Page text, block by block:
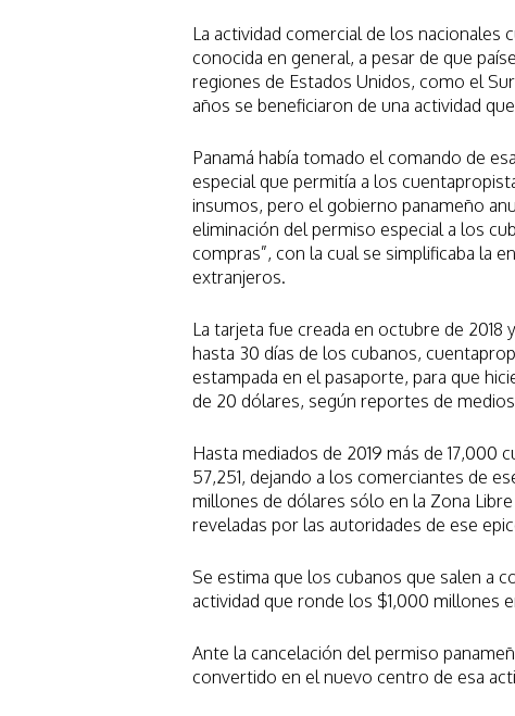
La actividad comercial de los nacionales
conocida en general, a pesar de que
regiones de Estados Unidos, como el
años se beneficiaron de una actividad
Panamá había tomado el comando de
especial que permitía a los
insumos, pero el gobierno panameño
eliminación del permiso especial a los
compras”, con la cual se simplificaba la
extranjeros.
La tarjeta fue creada en octubre de 2018
hasta 30 días de los cubanos,
estampada en el pasaporte, para que
de 20 dólares, según reportes de
Hasta mediados de 2019 más de 17,000
57,251, dejando a los comerciantes de
millones de dólares sólo en la Zona
reveladas por las autoridades de ese
Se estima que los cubanos que salen a
actividad que ronde los $1,000 millones
Ante la cancelación del permiso
convertido en el nuevo centro de esa